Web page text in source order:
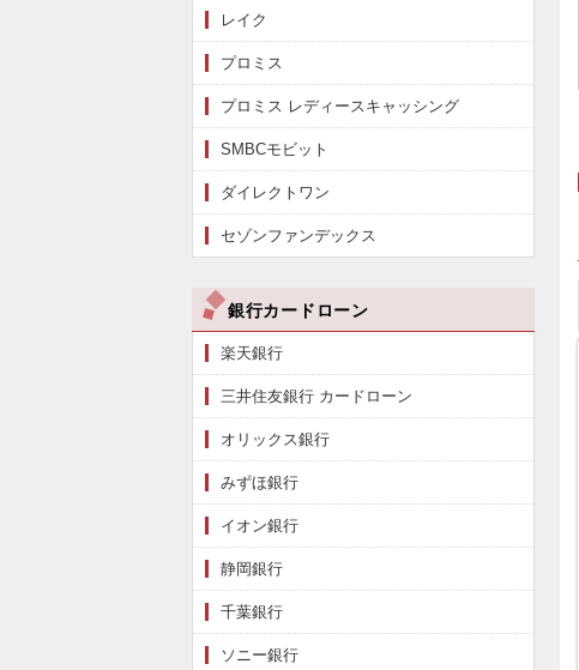
レイク
プロミス
プロミス レディースキャッシング
SMBCモビット
ダイレクトワン
セゾンファンデックス
銀行カードローン
楽天銀行
三井住友銀行 カードローン
オリックス銀行
みずほ銀行
イオン銀行
静岡銀行
千葉銀行
ソニー銀行